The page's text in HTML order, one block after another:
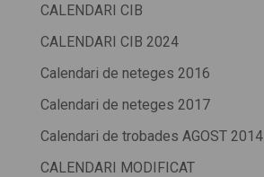
CALENDARI CIB
CALENDARI CIB 2024
Calendari de neteges 2016
Calendari de neteges 2017
Calendari de trobades AGOST 2014
CALENDARI MODIFICAT